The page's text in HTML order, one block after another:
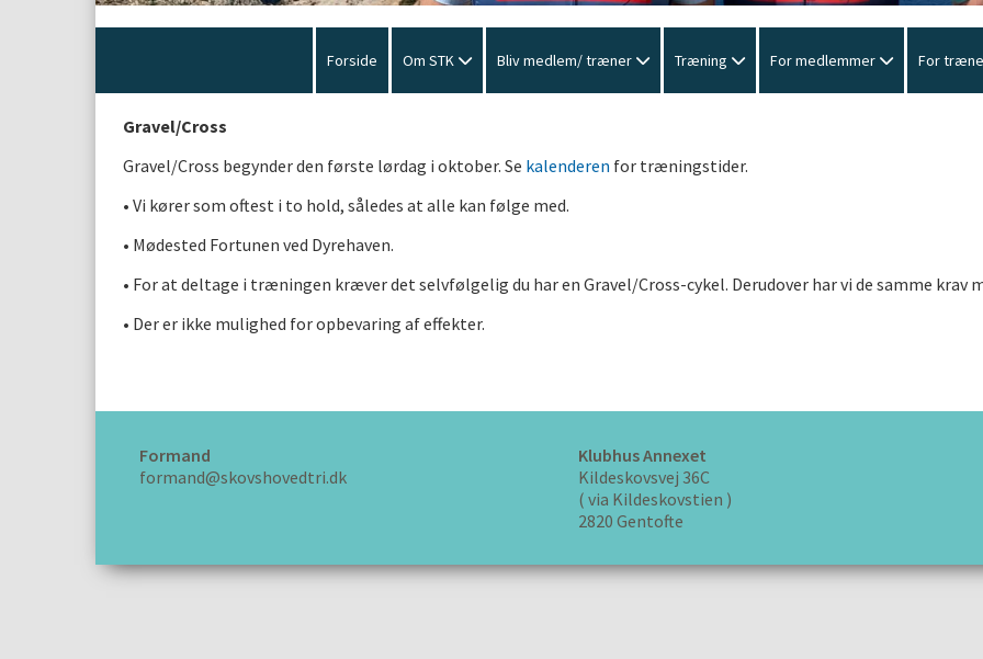
Forside Om STK Bliv medlem/ træner Træning For medlemmer For
Gravel/Cross
Gravel/Cross begynder den første lørdag i oktober. Se kalenderen for træningstider.
• Vi kører som oftest i to hold, således at alle kan følge med.
• Mødested Fortunen ved Dyrehaven.
• For at deltage i træningen kræver det selvfølgelig du har en Gravel/Cross-cykel. Derudover har vi de samme
• Der er ikke mulighed for opbevaring af effekter.
Formand
formand@skovshovedtri.dk
Klubhus Annexet
Kildeskovsvej 36C
( via Kildeskovstien )
2820 Gentofte